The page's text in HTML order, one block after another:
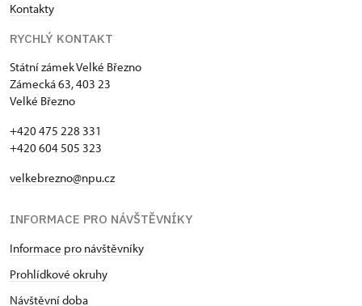
Kontakty
RYCHLÝ KONTAKT
Státní zámek Velké Březno
Zámecká 63, 403 23
Velké Březno
+420 475 228 331
+420 604 505 323
velkebrezno@npu.cz
INFORMACE PRO NÁVŠTĚVNÍKY
Informace pro návštěvníky
Prohlídkové okruhy
Návštěvní doba